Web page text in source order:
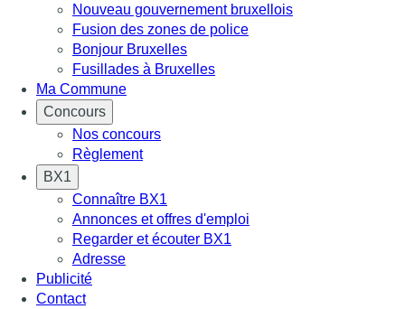
Nouveau gouvernement bruxellois
Fusion des zones de police
Bonjour Bruxelles
Fusillades à Bruxelles
Ma Commune
Concours
Nos concours
Règlement
BX1
Connaître BX1
Annonces et offres d'emploi
Regarder et écouter BX1
Adresse
Publicité
Contact